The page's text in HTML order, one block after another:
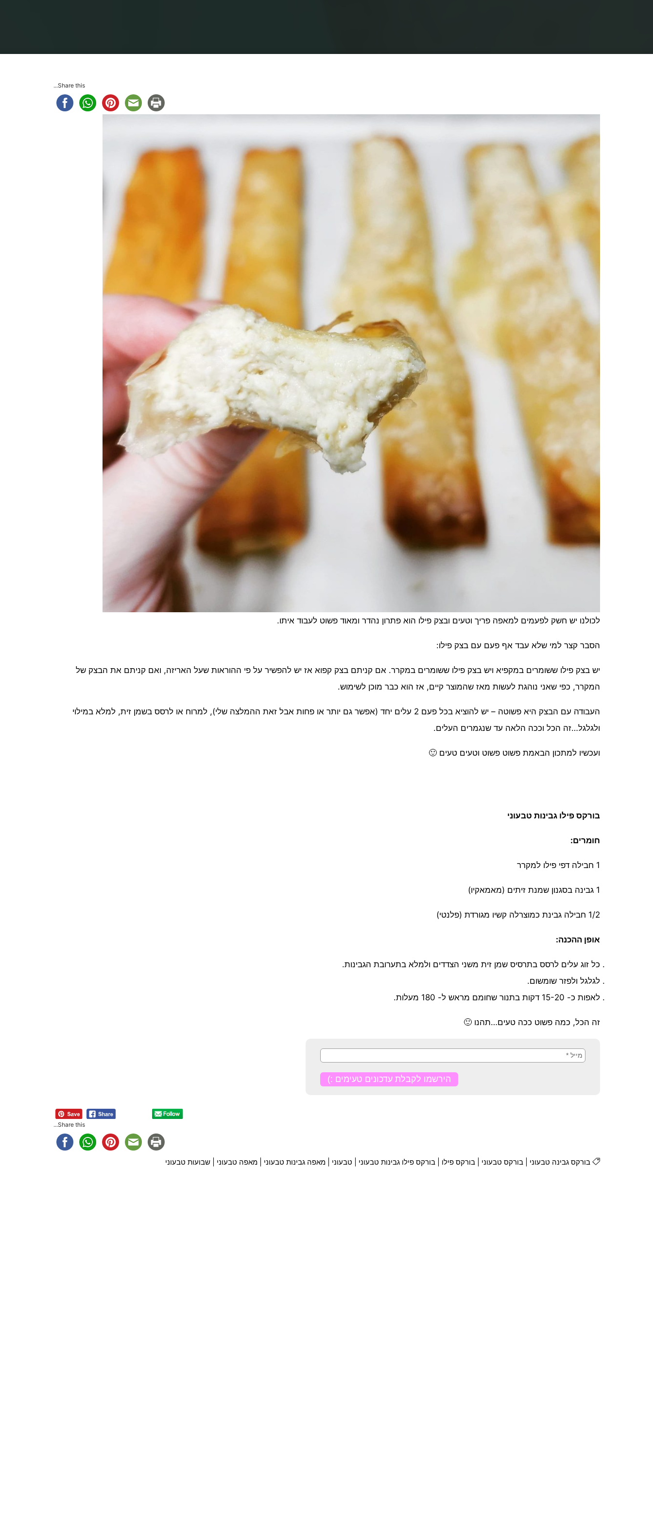
Share this...
לכולנו יש חשק לפעמים למאפה פריך וטעים ובצק פילו הוא פתרון נהדר ומאוד פשוט לעבוד איתו.
הסבר קצר למי שלא עבד אף פעם עם בצק פילו:
יש בצק פילו ששומרים במקפיא ויש בצק פילו ששומרים במקרר. אם קניתם בצק קפוא אז יש להפשיר על פי ההוראות שעל האריזה, ואם קניתם את הבצק של
המקרר, כפי שאני נוהגת לעשות מאז שהמוצר קיים, אז הוא כבר מוכן לשימוש.
העבודה עם הבצק היא פשוטה – יש להוציא בכל פעם 2 עלים יחד (אפשר גם יותר או פחות אבל זאת ההמלצה שלי), למרוח או לרסס בשמן זית, למלא במילוי
ולגלגל…זה הכל וככה הלאה עד שנגמרים העלים.
ועכשיו למתכון הבאמת פשוט פשוט וטעים טעים 🙂
בורקס פילו גבינות טבעוני
חומרים:
1 חבילה דפי פילו למקרר
1 גבינה בסגנון שמנת זיתים (מאמאקיו)
1/2 חבילה גבינת כמוצרלה קשיו מגורדת (פלנטי)
אופן ההכנה:
כל זוג עלים לרסס בתרסיס שמן זית משני הצדדים ולמלא בתערובת הגבינות.
לגלגל ולפזר שומשום.
לאפות כ- 15-20 דקות בתנור שחומם מראש ל- 180 מעלות.
זה הכל, כמה פשוט ככה טעים…תהנו 🙂
Share this...
בורקס גבינה טבעוני |בורקס טבעוני |בורקס פילו |בורקס פילו גבינות טבעוני טבעוני |מאפה גבינות טבעוני |מאפה טבעוני |שבועות טבעוני